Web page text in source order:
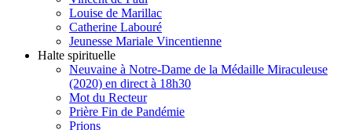
Louise de Marillac
Catherine Labouré
Jeunesse Mariale Vincentienne
Halte spirituelle
Neuvaine à Notre-Dame de la Médaille Miraculeuse
(2020) en direct à 18h30
Mot du Recteur
Prière Fin de Pandémie
Prions